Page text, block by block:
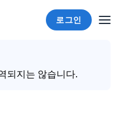
로그인
되지는 않습니다.